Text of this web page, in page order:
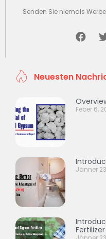
Senden Sie niemals
Neuesten
Feber 6,
Jänner
Fertilizer